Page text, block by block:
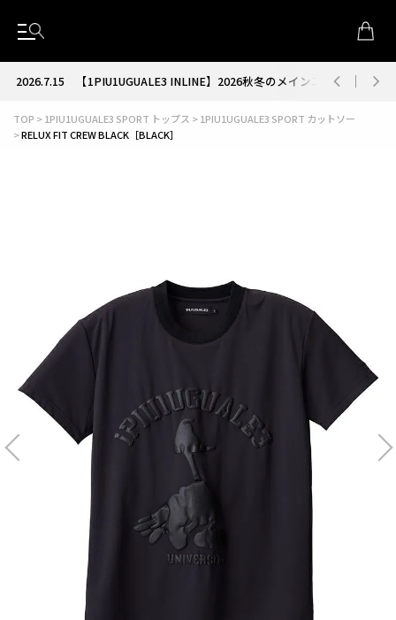
2026.7.15【1PIU1UGUALE3 INLINE】2026秋冬のメインコレクションが
TOP 1PIU1UGUALE3 SPORT トップス
1PIU1UGUALE3 SPORT カットソー
RELUX FIT CREW BLACK［BLACK］